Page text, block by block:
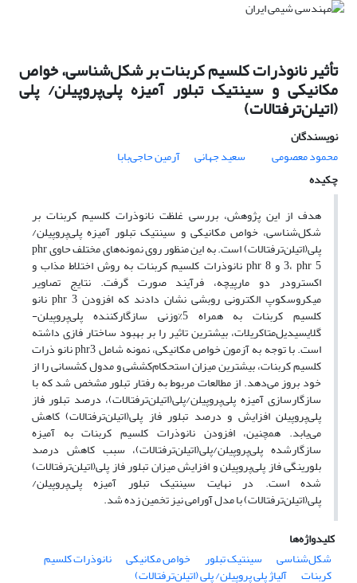
تأثیر نانوذرات کلسیم کربنات بر شکل‌شناسی، خواص
مکانیکی و سینتیک تبلور آمیزه پلی‌پروپیلن/ پلی
‌(اتیلن‌ترفتالات)
نویسندگان
محمود معصومی
سعید جهانی
آرمین حاجی‌بابا
چکیده
هدف از این پژوهش، بررسی غلظت نانوذرات کلسیم کربنات بر
شکل‌شناسی، خواص مکانیکی و سینتیک تبلور آمیزه پلی‌پروپیلن/
پلی‌(اتیلن‌ترفتالات) است. به این منظور روی نمونه‌های مختلف حاوی phr
3، phr 5 و phr 8 نانوذرات کلسیم کربنات به روش اختلاط مذاب و
اکسترودر دو مارپیچه، فرآیند صورت گرفت. نتایج تصاویر
میکروسکوپ الکترونی روبشی نشان دادند که افزودن phr 3 نانو
کلسیم کربنات به همراه 5%وزنی سازگارکننده پلی‌پروپیلن-
گلایسیدیل‌متاکریلات، بیشترین تاثیر را بر بهبود ساختار فازی داشته
است. با توجه به آزمون‌ خواص مکانیکی، نمونه شامل phr3 نانو ذرات
کلسیم کربنات، بیشترین میزان استحکام‌کششی و مدول کشسانی را از
خود بروز می‌دهد. از مطالعات مربوط به رفتار تبلور مشخص شد که با
سازگارسازی آمیزه پلی‌پروپیلن/پلی‌(اتیلن‌ترفتالات)، درصد تبلور فاز
پلی‌پروپیلن افزایش و درصد تبلور فاز پلی‌(اتیلن‌ترفتالات) کاهش
می‌یابد. همچنین، افزودن نانوذرات کلسیم کربنات به آمیزه
سازگارشده پلی‌پروپیلن/پلی‌(اتیلن‌ترفتالات)، سبب کاهش درصد
بلورینگی فاز پلی‌پروپیلن و افزایش میزان تبلور فاز پلی(اتیلن‌ترفتالات)
شده است. در نهایت سینتیک تبلور آمیزه پلی‌پروپیلن/
پلی‌(اتیلن‌ترفتالات) با مدل آورامی نیز تخمین زده شد.
کلیدواژه‌ها
شکل‌شناسی
سینتیک تبلور خواص مکانیکی نانوذرات کلسیم
کربنات
آلیاژ پلی پروپیلن/ پلی (اتیلن‌ترفتالات)